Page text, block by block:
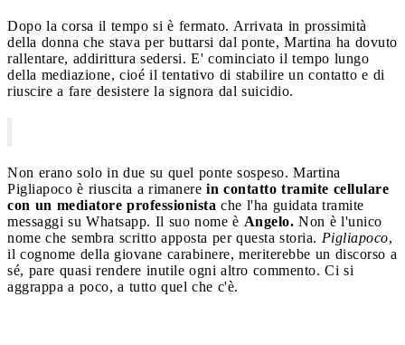
Dopo la corsa il tempo si è fermato. Arrivata in prossimità
della donna che stava per buttarsi dal ponte, Martina ha dovuto
rallentare, addirittura sedersi. E' cominciato il tempo lungo
della mediazione, cioé il tentativo di stabilire un contatto e di
riuscire a fare desistere la signora dal suicidio.
Non erano solo in due su quel ponte sospeso. Martina
Pigliapoco è riuscita a rimanere in contatto tramite cellulare
con un mediatore professionista che l'ha guidata tramite
messaggi su Whatsapp. Il suo nome è Angelo. Non è l'unico
nome che sembra scritto apposta per questa storia. Pigliapoco,
il cognome della giovane carabinere, meriterebbe un discorso a
sé, pare quasi rendere inutile ogni altro commento. Ci si
aggrappa a poco, a tutto quel che c'è.